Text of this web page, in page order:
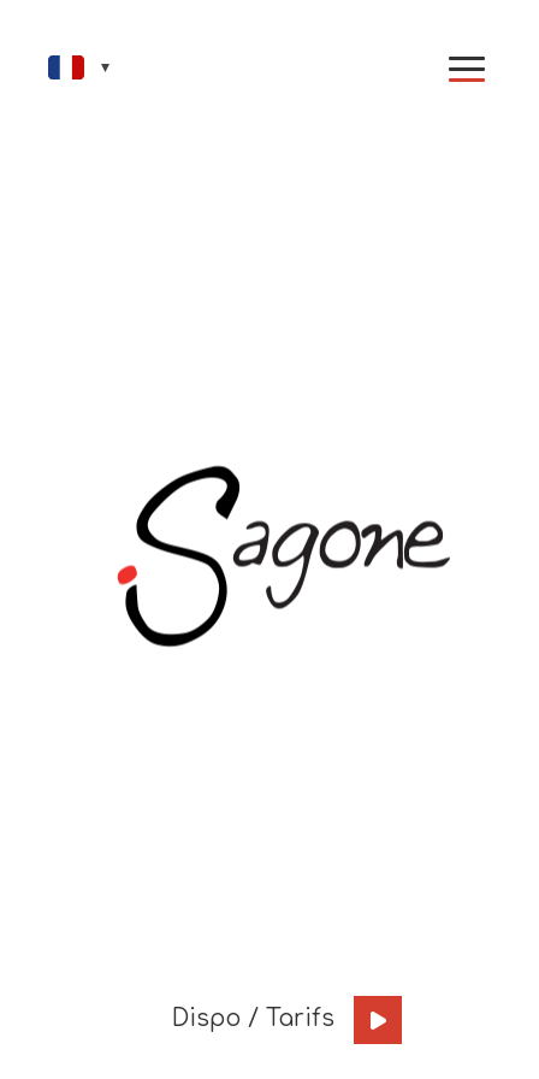
Dispo / Tarifs